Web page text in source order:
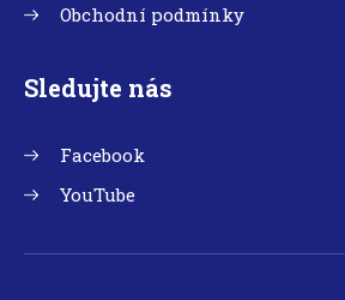
Obchodní podmínky
Sledujte nás
Facebook
YouTube